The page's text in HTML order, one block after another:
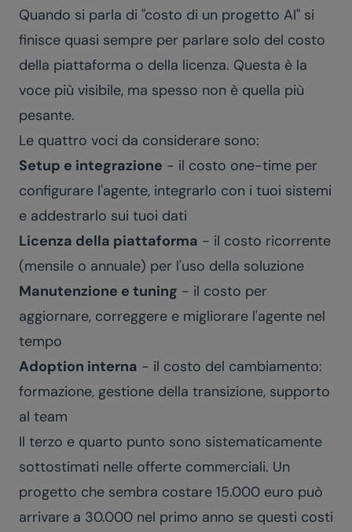
Quando si parla di "costo di un progetto AI" si
finisce quasi sempre per parlare solo del costo
della piattaforma o della licenza. Questa è la
voce più visibile, ma spesso non è quella più
pesante.
Le quattro voci da considerare sono:
Setup e integrazione - il costo one-time per
configurare l'agente, integrarlo con i tuoi sistemi
e addestrarlo sui tuoi dati
Licenza della piattaforma - il costo ricorrente
(mensile o annuale) per l'uso della soluzione
Manutenzione e tuning - il costo per
aggiornare, correggere e migliorare l'agente nel
tempo
Adoption interna - il costo del cambiamento:
formazione, gestione della transizione, supporto
al team
Il terzo e quarto punto sono sistematicamente
sottostimati nelle offerte commerciali. Un
progetto che sembra costare 15.000 euro può
arrivare a 30.000 nel primo anno se questi costi